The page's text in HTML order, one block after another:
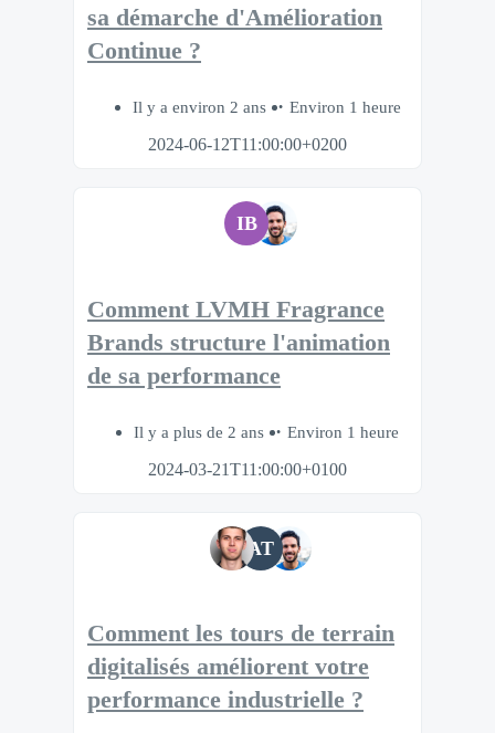
sa démarche d'Amélioration
Continue ?
Il y a environ 2 ans
Environ 1 heure
2024-06-12T11:00:00+0200
IB
Comment LVMH Fragrance
Brands structure l'animation
de sa performance
Il y a plus de 2 ans
Environ 1 heure
2024-03-21T11:00:00+0100
AT
Comment les tours de terrain
digitalisés améliorent votre
performance industrielle ?